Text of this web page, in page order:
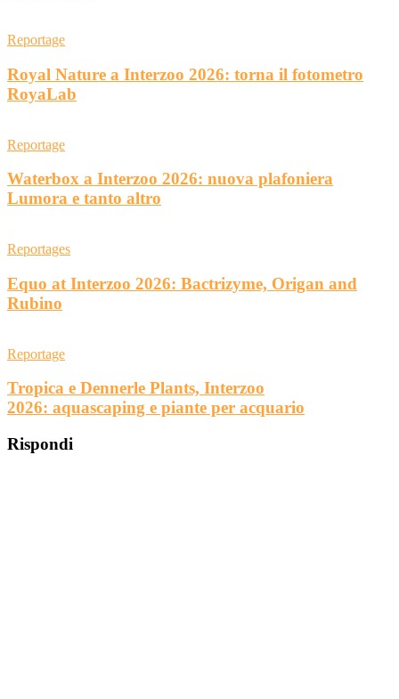
Reportage
Royal Nature a Interzoo 2026: torna il fotometro
RoyaLab
Reportage
Waterbox a Interzoo 2026: nuova plafoniera
Lumora e tanto altro
Reportages
Equo at Interzoo 2026: Bactrizyme, Origan and
Rubino
Reportage
Tropica e Dennerle Plants, Interzoo
2026: aquascaping e piante per acquario
Rispondi